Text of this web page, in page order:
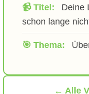
📹 Titel:
Deine
schon lange
🎯 Thema:
← Alle